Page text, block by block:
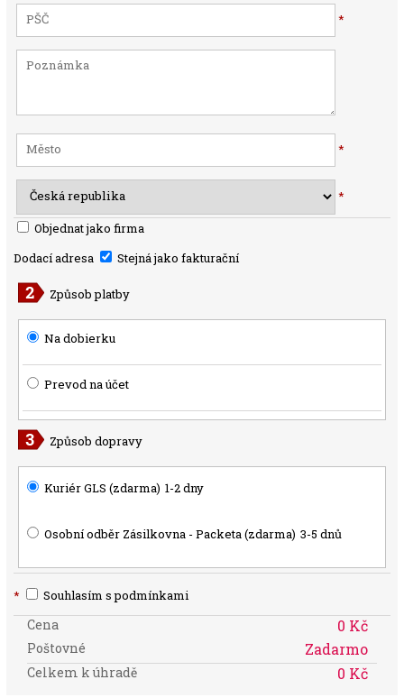
*
*
*
Objednat jako firma
Dodací adresa
Stejná jako fakturační
Způsob platby
Na dobierku
Prevod na účet
Způsob dopravy
Kuriér GLS (zdarma) 1-2 dny
Osobní odběr Zásilkovna - Packeta (zdarma) 3-5 dnů
* Souhlasím s podmínkami
Cena 0 Kč
Poštovné Zadarmo
Celkem k úhradě 0 Kč